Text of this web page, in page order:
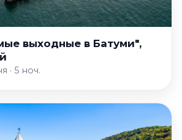
выходные в Батуми",
· 5 ноч.